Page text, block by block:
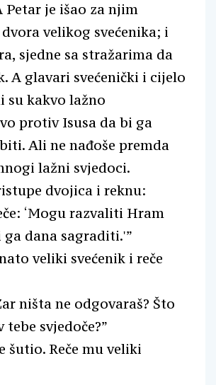
Petar je išao za njim
velikog svećenika; i
sjedne sa stražarima da
A glavari svećenički i cijelo
su kakvo lažno
protiv Isusa da bi ga
Ali ne nađoše premda
lažni svjedoci.
dvojica i reknu:
‘Mogu razvaliti Hram
dana sagraditi.'”
veliki svećenik i reče
ništa ne odgovaraš? Što
svjedoče?”
šutio. Reče mu veliki